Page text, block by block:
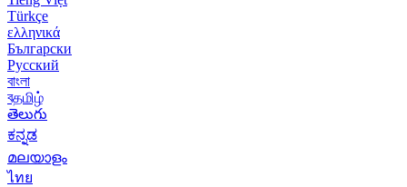
Türkçe
ελληνικά
Български
Русский
বাংলা
বதமிழ்
తెలుగు
ಕನ್ನಡ
മലയാളം
ไทย